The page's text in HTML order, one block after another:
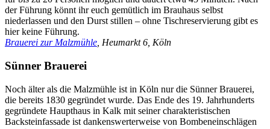
der Führung könnt ihr euch gemütlich im Brauhaus selbst
niederlassen und den Durst stillen – ohne Tischreservierung gibt es
hier keine Führung.
Brauerei zur Malzmühle , Heumarkt 6, Köln
Sünner Brauerei
Noch älter als die Malzmühle ist in Köln nur die Sünner Brauerei,
die bereits 1830 gegründet wurde. Das Ende des 19. Jahrhunderts
gegründete Haupthaus in Kalk mit seiner charakteristischen
Backsteinfassade ist dankenswerterweise von Bombeneinschlägen